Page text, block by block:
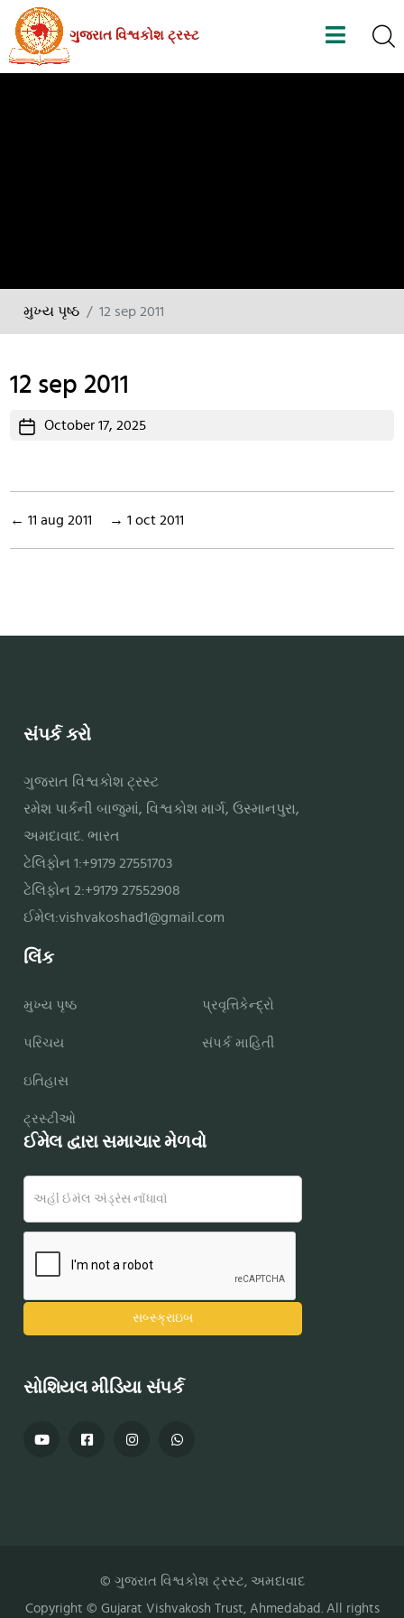
Skip
the
ગુજરાત વિશ્વકોશ ટ્રસ્ટ
મુખ્ય પૃષ્ઠ 12 sep 2011
12 sep 2011
PostOctober 17, 2025
← 11 aug 2011 → 1 oct 2011
સંપર્ક કરો
ગુજરાત વિશ્વકોશ ટ્રસ્ટ
રમેશ પાર્કની બાજુમાં, વિશ્વકોશ માર્ગ, ઉસ્માનપુરા,
અમદાવાદ. ભારત
ટેલિફોન 1:+9179 27551703
ટેલિફોન 2:+9179 27552908
ઈમેલ:vishvakoshad1@gmail.com
લિંક
મુખ્ય પૃષ્ઠ
પરિચય
ઇતિહાસ
ટ્રસ્ટીઓ
પ્રવૃત્તિકેન્દ્રો
સંપર્ક માહિતી
ઈમેલ દ્વારા સમાચાર મેળવો
સોશિયલ મીડિયા સંપર્ક
© ગુજરાત વિશ્વકોશ ટ્રસ્ટ, અમદાવાદ
Copyright © Gujarat Vishvakosh Trust, Ahmedabad. All rights